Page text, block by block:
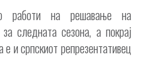
работи на решавање на
следната сезона, а покрај
е и српскиот репрезентативец